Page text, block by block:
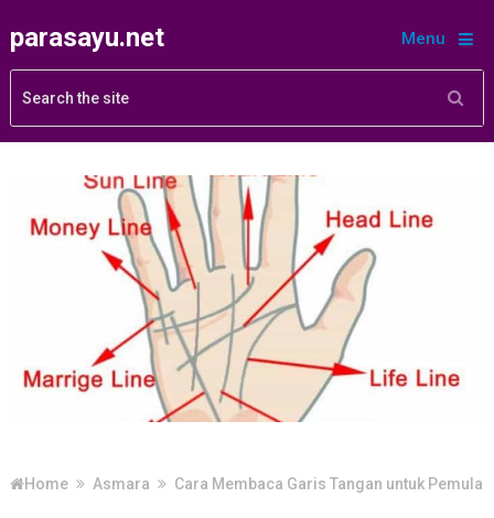
parasayu.net Menu
Home Asmara Cara Membaca Garis Tangan untuk Pemula